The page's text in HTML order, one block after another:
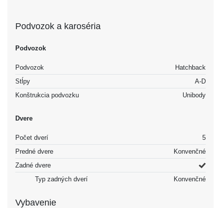
Podvozok a karoséria
Podvozok
Podvozok
Hatchback
Stĺpy
A-D
Konštrukcia podvozku
Unibody
Dvere
Počet dverí
5
Predné dvere
Konvenčné
Zadné dvere
Typ zadných dverí
Konvenčné
Vybavenie